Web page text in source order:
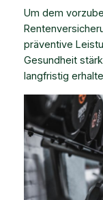
Um dem
präventive
Gesundheit
langfristig